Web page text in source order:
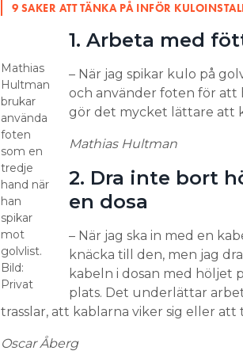
9 SAKER ATT TÄNKA PÅ INFÖR
Mathias
Hultman
brukar
använda
foten
som en
tredje
hand när
han
spikar
mot
golvlist.
Bild:
Privat
1. Arbeta med
– När jag spikar kulo på
och använder foten för att
gör det mycket lättare att
Mathias Hultman
2. Dra inte bort
en dosa
– När jag ska in med en
knäcka till den, men jag
kabeln i dosan med höljet
plats. Det underlättar
trasslar, att kablarna viker sig eller att
Oscar Åberg